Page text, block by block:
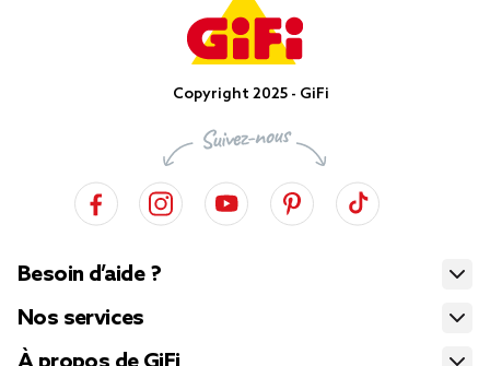
Copyright 2025 - GiFi
Besoin d’aide ?
Nos services